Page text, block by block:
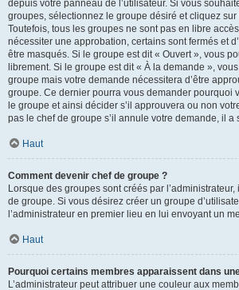
depuis votre panneau de l’utilisateur. Si vous
groupes, sélectionnez le groupe désiré et cliquez
Toutefois, tous les groupes ne sont pas en libre
nécessiter une approbation, certains sont fermés et
être masqués. Si le groupe est dit « Ouvert », vous
librement. Si le groupe est dit « À la demande »,
groupe mais votre demande nécessitera d’être
groupe. Ce dernier pourra vous demander pourquoi
le groupe et ainsi décider s’il approuvera ou non
pas le chef de groupe s’il annule votre demande, il a
Haut
Comment devenir chef de groupe ?
Lorsque des groupes sont créés par
de groupe. Si vous désirez créer un groupe
l’administrateur en premier lieu en lui envoyant un
Haut
Pourquoi certains membres apparaissent dans
L’administrateur peut attribuer une couleur aux